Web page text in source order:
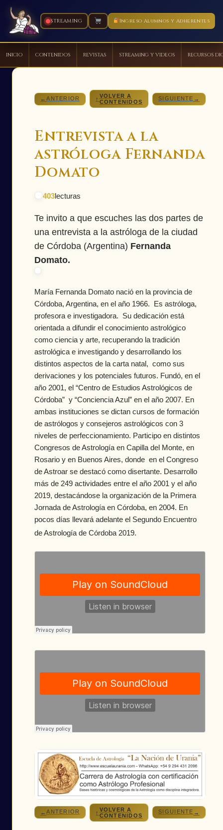
STREAMING Ingreso Alumnos y Adherentes
INICIO CONTENIDOS REVISTAS STREAMING Y VIDEOS RECURSOS
←ANTERIOR ↑VOLVER A
CONTENIDOS
SIGUIENTE →
Entrevista a la
astróloga Fernanda
Domato
403lecturas
Te invito a que escuches las dos partes de
una entrevista a la astróloga de la ciudad
de Córdoba (Argentina) Fernanda
Domato.
María Fernanda Domato nació en la provincia de
Córdoba, Argentina, en el año 1966. Es astróloga,
profesora e investigadora. Su dedicación está
orientada a difundir el conocimiento astrológico
como ciencia y arte, recuperando la tradición
astrológica e investigando y desarrollando los
distintos aspectos de la carta natal, como sus
derivaciones y los potenciales futuros. Fundó, en el
año 2001, el “Centro de Estudios Astrológicos de
Córdoba” y “Conciencia Azul” en el año 2007. En
ambas instituciones se dictan cursos de formación
de astrólogos y consejeros astrológicos con 3
niveles de perfeccionamiento. Participo en distintos
Congresos de Astrología en Capilla del Monte, en
Rosario y en Buenos Aires, donde en el Congreso
de Astroar se destacó como disertante. Desarrollo
más de 249 actividades entre el año 2001 y el año
2019, destacándose la organización de la Primera
Jornada de Astrología en Córdoba, en 2004. En
pocos días llevará adelante el Segundo Encuentro
de Astrología de Córdoba 2019.
←ANTERIOR ↑VOLVER A
CONTENIDOS
SIGUIENTE →